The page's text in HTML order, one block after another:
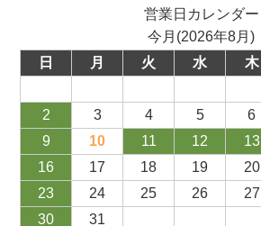
営業日カレンダー
今月(2026年8月)
日
月 火 水 木
2
3 4 5 6
9
10 11 12 13
16
17 18 19 20
23
24 25 26 27
30
31